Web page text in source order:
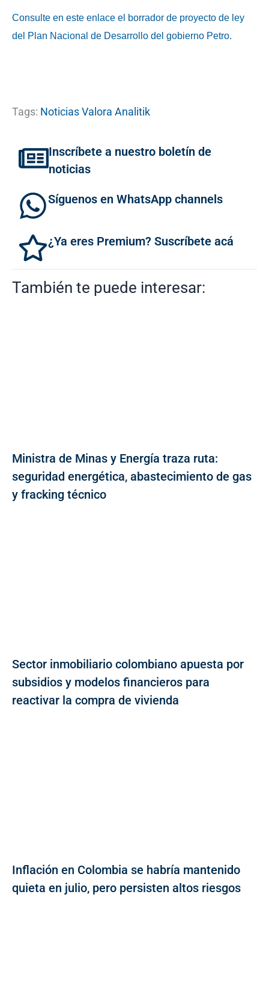
Consulte en este enlace el borrador de proyecto de ley
del Plan Nacional de Desarrollo del gobierno Petro.
Tags: Noticias Valora Analitik
Inscríbete a nuestro boletín de
noticias
Síguenos en WhatsApp channels
¿Ya eres Premium? Suscríbete acá
También te puede interesar:
Ministra de Minas y Energía traza ruta:
seguridad energética, abastecimiento de gas
y fracking técnico
Sector inmobiliario colombiano apuesta por
subsidios y modelos financieros para
reactivar la compra de vivienda
Inflación en Colombia se habría mantenido
quieta en julio, pero persisten altos riesgos